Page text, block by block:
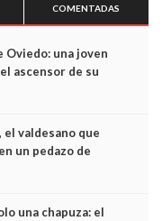
COMENTADAS
una joven
ascensor de su
sus últimos minutos
el valdesano que
un pedazo de
una chapuza: el